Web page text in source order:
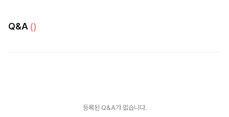
Q&A ()
등록된 Q&A가 없습니다.